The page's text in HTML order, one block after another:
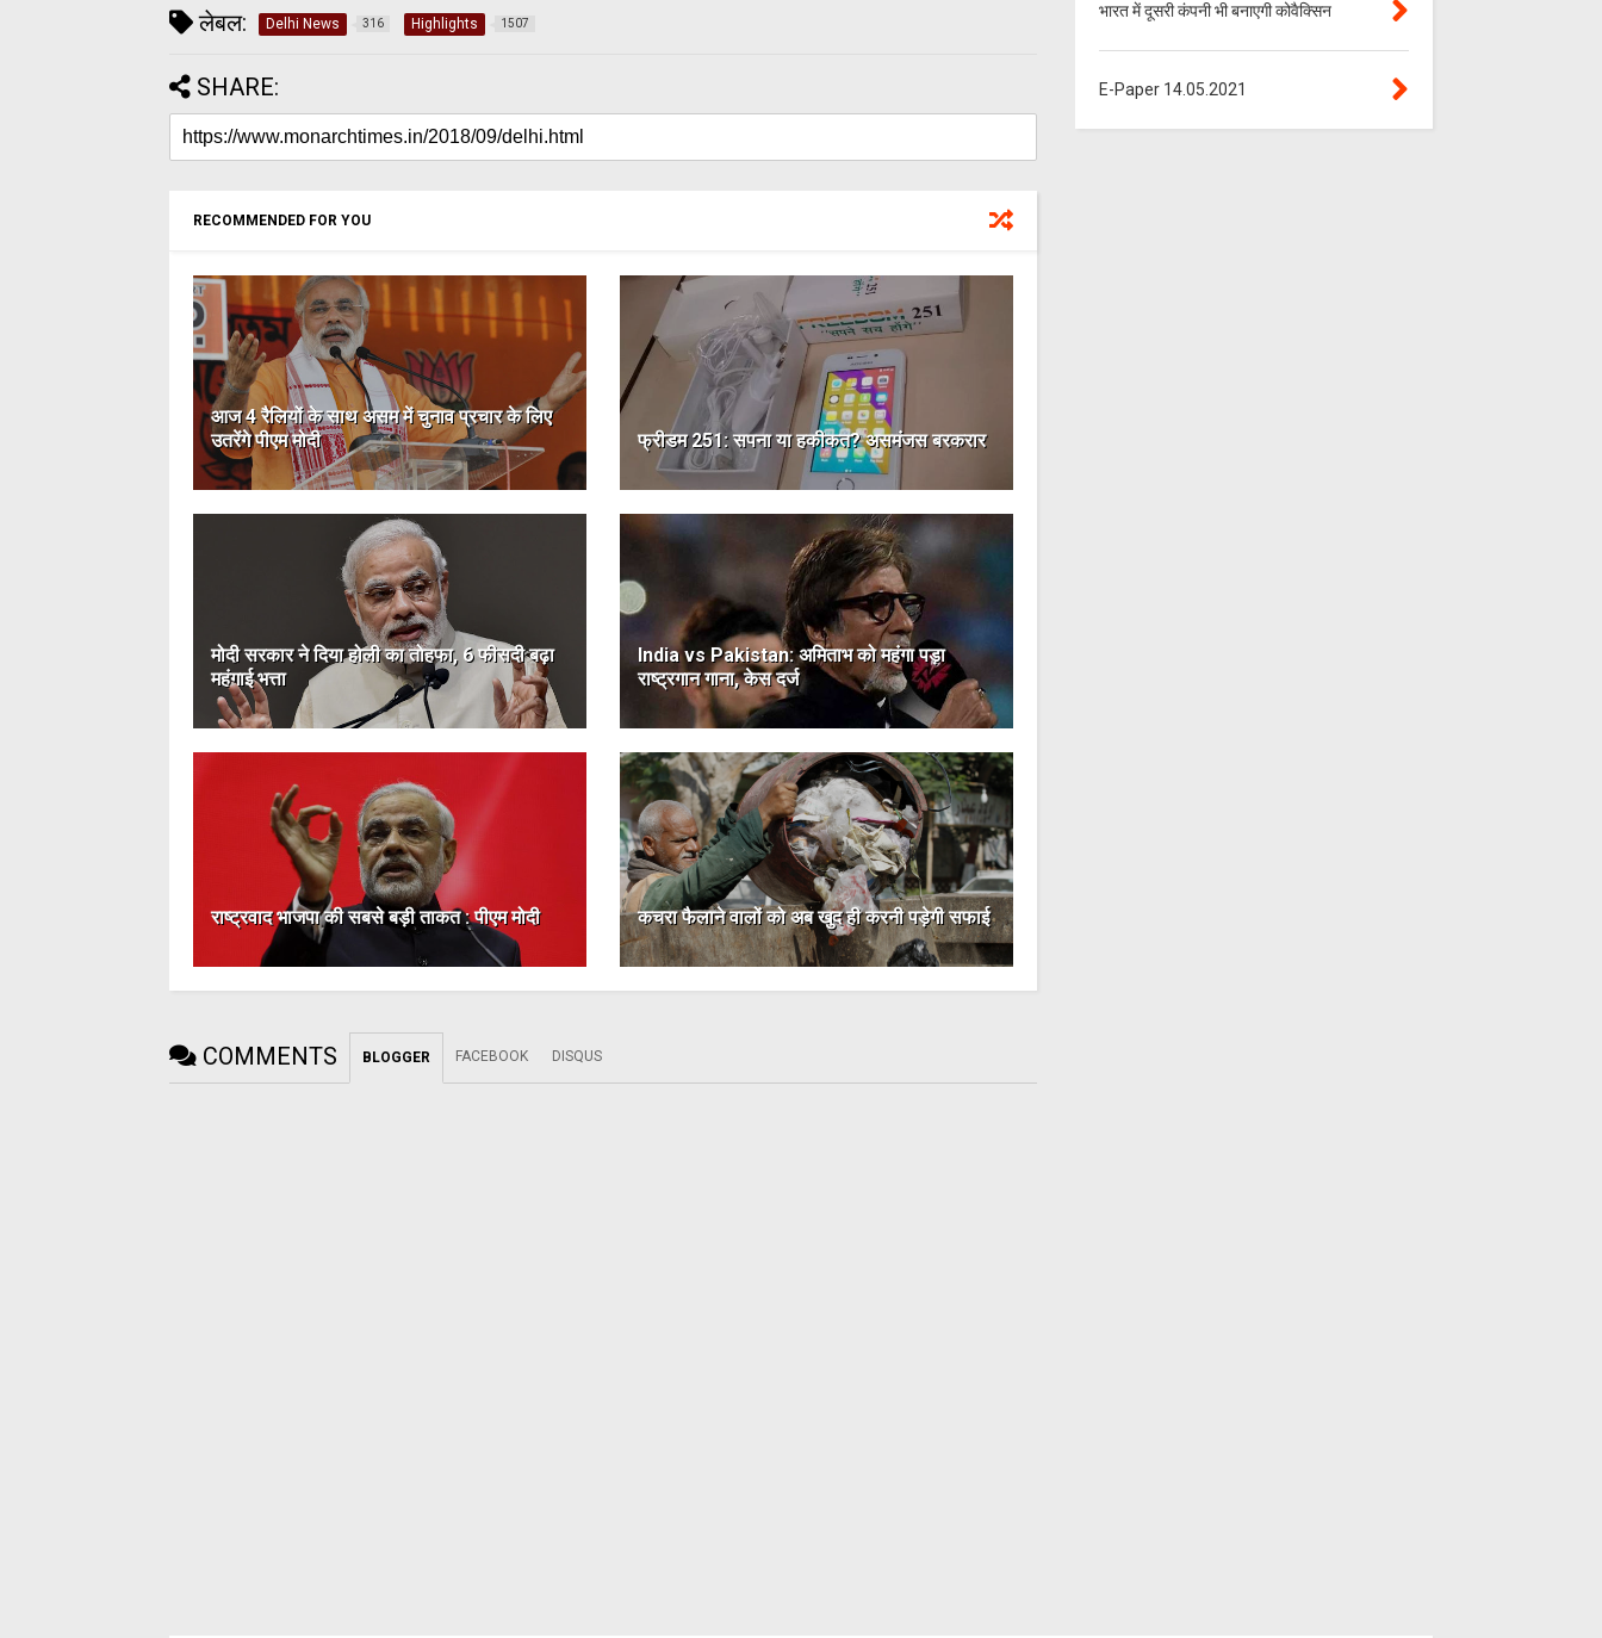
लेबल: Delhi News 316 Highlights 1507
SHARE:
RECOMMENDED FOR YOU
आज 4 रैलियों के साथ असम में चुनाव प्रचार के लिए
उतरेंगे पीएम मोदी
फ्रीडम 251: सपना या हकीकत? असमंजस बरकरार
मोदी सरकार ने दिया होली का तोहफा, 6 फीसदी बढ़ा
महंगाई भत्ता
India vs Pakistan: अमिताभ को महंगा पड़ा
राष्ट्रगान गाना, केस दर्ज
राष्ट्रवाद भाजपा की सबसे बड़ी ताकत : पीएम मोदी कचरा फैलाने वालों को अब खुद ही करनी पड़ेगी सफाई
COMMENTS BLOGGER FACEBOOK DISQUS
भारत में दूसरी कंपनी भी बनाएगी कोवैक्सिन
E-Paper 14.05.2021